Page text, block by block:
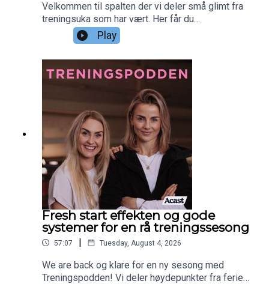
Velkommen til spalten der vi deler små glimt fra
treningsuka som har vært. Her får du
høydepunkter, oppturer og nedturer, små aha-
opplevelser og ærlige innblikk i hvordan
treningshverdagen faktisk ser ut. Ukas
treningsdagbok bærer preg av siste ferieuke for
oss begge med surf og transportøkter i Frankrike,
og kompisøkter med hantler i Kragerø. Noen
skrubbsår og håpløse hotelgym sessions ble det
også. God lytt! Sjekk ut Siljethorstensen.no for å
lære mer om Siljes tjenester, yogakurs og
treningsmuligheter. Sjekk ut Piaseeberg.no for å
sjekke ut Pias tjenester, kurs og
treningsmuligheter.
Play
Fresh start effekten og gode
systemer for en rå treningssesong
57:07 | Tuesday, August 4, 2026
We are back og klare for en ny sesong med
Treningspodden! Vi deler høydepunkter fra ferien,